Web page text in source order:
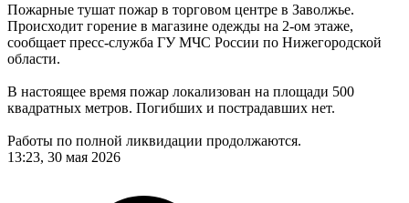
Пожарные тушат пожар в торговом центре в Заволжье.
Происходит горение в магазине одежды на 2-ом этаже,
сообщает пресс-служба ГУ МЧС России по Нижегородской
области.
В настоящее время пожар локализован на площади 500
квадратных метров. Погибших и пострадавших нет.
Работы по полной ликвидации продолжаются.
13:23, 30 мая 2026